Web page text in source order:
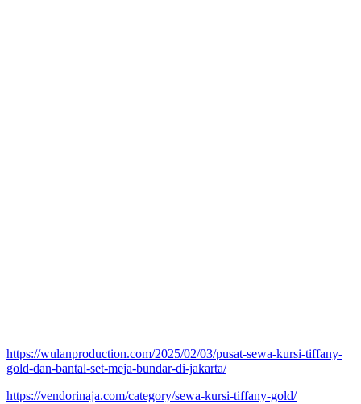
https://wulanproduction.com/2025/02/03/pusat-sewa-kursi-tiffany-
gold-dan-bantal-set-meja-bundar-di-jakarta/
https://vendorinaja.com/category/sewa-kursi-tiffany-gold/